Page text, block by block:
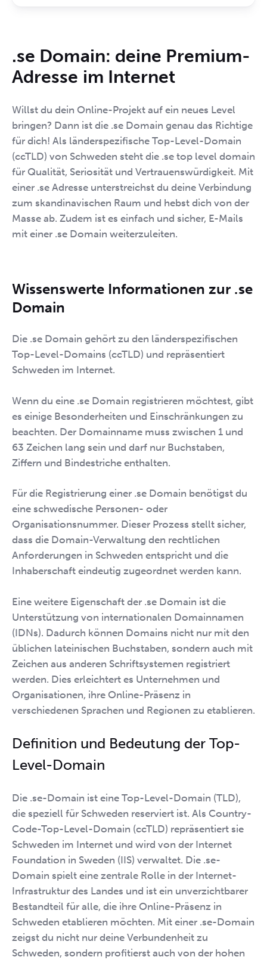
.se Domain: deine Premium-
Adresse im Internet
Willst du dein Online-Projekt auf ein neues Level
bringen? Dann ist die .se Domain genau das Richtige
für dich! Als länderspezifische Top-Level-Domain
(ccTLD) von Schweden steht die .se top level domain
für Qualität, Seriosität und Vertrauenswürdigkeit. Mit
einer .se Adresse unterstreichst du deine Verbindung
zum skandinavischen Raum und hebst dich von der
Masse ab. Zudem ist es einfach und sicher, E-Mails
mit einer .se Domain weiterzuleiten.
Wissenswerte Informationen zur .se
Domain
Die .se Domain gehört zu den länderspezifischen
Top-Level-Domains (ccTLD) und repräsentiert
Schweden im Internet.
Wenn du eine .se Domain registrieren möchtest, gibt
es einige Besonderheiten und Einschränkungen zu
beachten. Der Domainname muss zwischen 1 und
63 Zeichen lang sein und darf nur Buchstaben,
Ziffern und Bindestriche enthalten.
Für die Registrierung einer .se Domain benötigst du
eine schwedische Personen- oder
Organisationsnummer. Dieser Prozess stellt sicher,
dass die Domain-Verwaltung den rechtlichen
Anforderungen in Schweden entspricht und die
Inhaberschaft eindeutig zugeordnet werden kann.
Eine weitere Eigenschaft der .se Domain ist die
Unterstützung von internationalen Domainnamen
(IDNs). Dadurch können Domains nicht nur mit den
üblichen lateinischen Buchstaben, sondern auch mit
Zeichen aus anderen Schriftsystemen registriert
werden. Dies erleichtert es Unternehmen und
Organisationen, ihre Online-Präsenz in
verschiedenen Sprachen und Regionen zu etablieren.
Definition und Bedeutung der Top-
Level-Domain
Die .se-Domain ist eine Top-Level-Domain (TLD),
die speziell für Schweden reserviert ist. Als Country-
Code-Top-Level-Domain (ccTLD) repräsentiert sie
Schweden im Internet und wird von der Internet
Foundation in Sweden (IIS) verwaltet. Die .se-
Domain spielt eine zentrale Rolle in der Internet-
Infrastruktur des Landes und ist ein unverzichtbarer
Bestandteil für alle, die ihre Online-Präsenz in
Schweden etablieren möchten. Mit einer .se-Domain
zeigst du nicht nur deine Verbundenheit zu
Schweden, sondern profitierst auch von der hohen